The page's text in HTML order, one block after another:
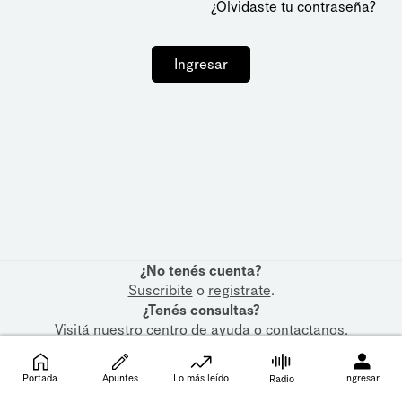
¿Olvidaste tu contraseña?
Ingresar
¿No tenés cuenta?
Suscribite o registrate.
¿Tenés consultas?
Visitá nuestrocentro de ayudaocontactanos.
Portada Apuntes Lo más leído Radio Ingresar